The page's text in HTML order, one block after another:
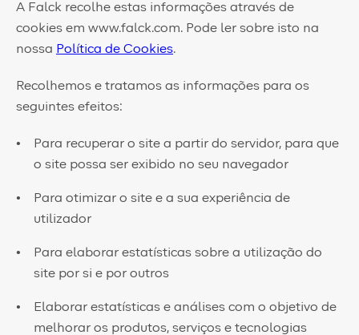
A Falck recolhe estas informações através de
cookies em www.falck.com. Pode ler sobre isto na
nossa Política de Cookies.
Recolhemos e tratamos as informações para os
seguintes efeitos:
​Para recuperar o site a partir do servidor, para que
o site possa ser exibido no seu navegador
Para otimizar o site e a sua experiência de
utilizador
Para elaborar estatísticas sobre a utilização do
site por si e por outros
Elaborar estatísticas e análises com o objetivo de
melhorar os produtos, serviços e tecnologias